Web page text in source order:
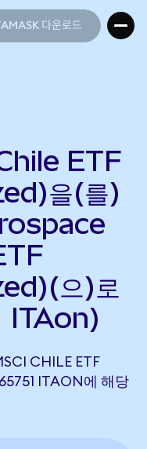
다운로드
ETF
을(를)
으)로
ITAon)
CHILE ETF
ITAON에 해당